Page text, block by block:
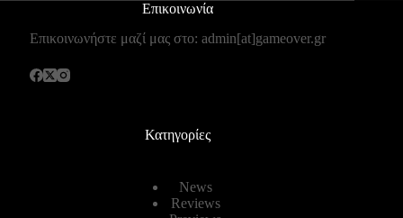
Επικοινωνία
Επικοινωνήστε μαζί μας στο: admin[at]gameover.gr
Κατηγορίες
News
Reviews